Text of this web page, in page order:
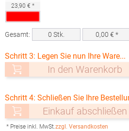
23,90 € *
Gesamt: 0 Stk. 0,00 € *
Schritt 3: Legen Sie nun Ihre Ware...
In den Warenkorb
Schritt 4: Schließen Sie Ihre
Einkauf abschließen
* Preise inkl. MwSt.zzgl. Versandkosten